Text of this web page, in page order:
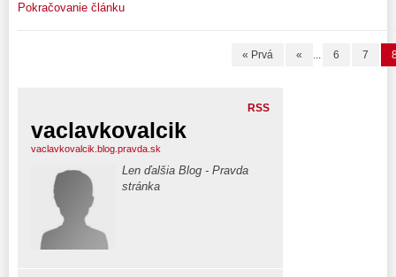
Pokračovanie článku
« Prvá « ... 6 7
RSS
vaclavkovalcik
vaclavkovalcik.blog.pravda.sk
Len ďalšia Blog - Pravda
stránka